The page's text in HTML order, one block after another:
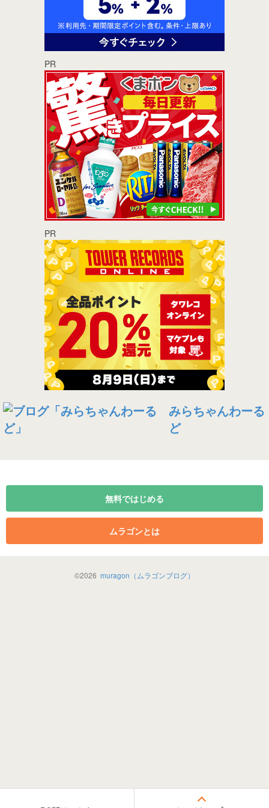
PR
PR
みらちゃんわーる
ど
無料ではじめる
ムラゴンとは
©2026 muragon（ムラゴンブログ）